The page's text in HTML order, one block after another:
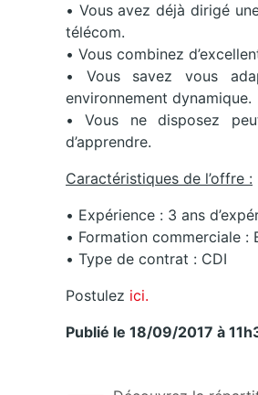
• Vous avez déjà dirigé
télécom.
• Vous combinez
• Vous savez vous
environnement dynamique.
• Vous ne disposez
d’apprendre.
Caractéristiques de l’offre :
• Expérience : 3 ans
• Formation commerciale :
• Type de contrat : CDI
Postulez ici.
Publié le 18/09/2017 à